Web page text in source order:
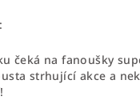
čeká na fanoušky
strhující akce a